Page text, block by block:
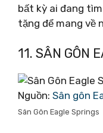
bất kỳ ai đang
tặng để mang về
11. SÂN GÔN
Nguồn: Sân gôn
Sân Gôn Eagle Springs